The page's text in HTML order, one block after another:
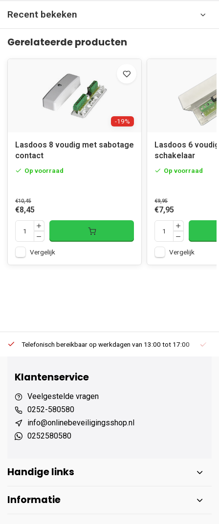
Recent bekeken
Gerelateerde producten
-19%
Lasdoos 8 voudig met sabotage
contact
Op voorraad
€10,45
€8,45
Vergelijk
Lasdoos 6
schakelaar
Op voorraad
€9,95
€7,95
Vergelijk
Telefonisch bereikbaar op werkdagen van 13:00 tot 17:00
Klantenservice
Veelgestelde vragen
0252-580580
info@onlinebeveiligingsshop.nl
0252580580
Handige links
Informatie